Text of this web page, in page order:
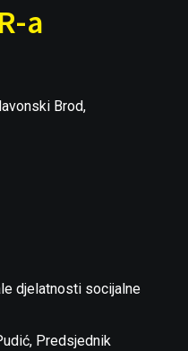
a
Brod,
djelatnosti socijalne
Predsjednik